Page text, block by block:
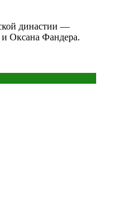
династии —
Оксана Фандера.